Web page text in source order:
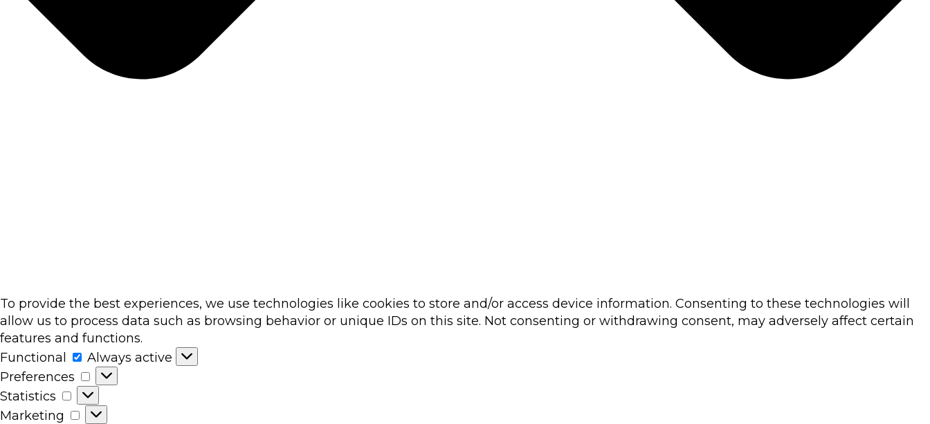
To provide the best experiences, we use technologies like cookies to store and/or access device information. Consenting to these technologies will
allow us to process data such as browsing behavior or unique IDs on this site. Not consenting or withdrawing consent, may adversely affect certain
features and functions.
Functional
Functional
Always active
Preferences
Preferences
Statistics
Statistics
Marketing
Marketing